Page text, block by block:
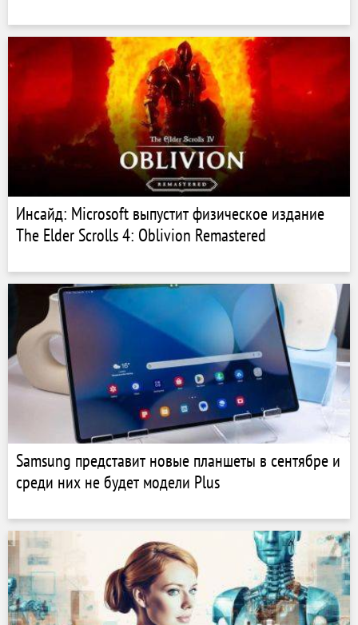
Инсайд: Microsoft выпустит физическое издание
The Elder Scrolls 4: Oblivion Remastered
Samsung представит новые планшеты в сентябре и
среди них не будет модели Plus